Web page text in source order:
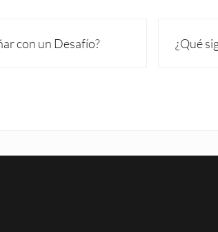
con un Desafío?
¿Qué